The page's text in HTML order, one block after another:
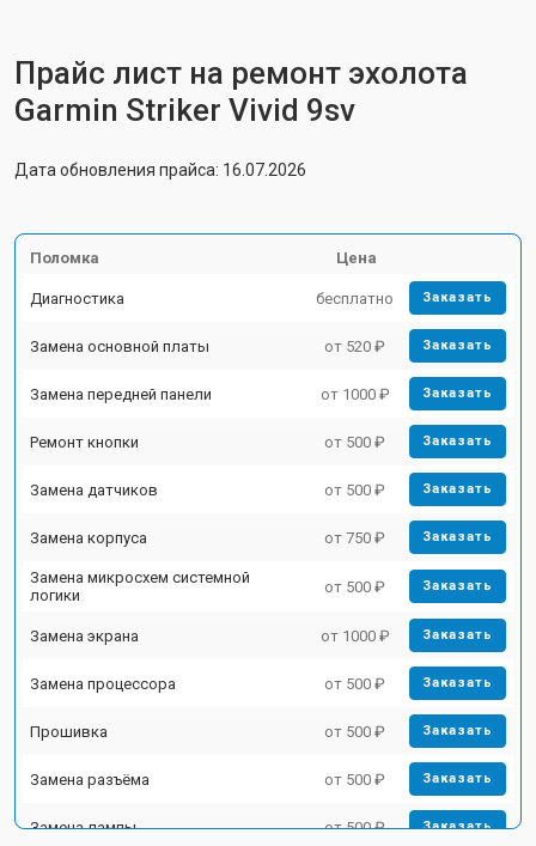
Прайс лист на ремонт эхолота
Garmin Striker Vivid 9sv
Дата обновления прайса: 16.07.2026
Поломка Цена
Диагностика бесплатно Заказать
Замена основной платы от 520 ₽ Заказать
Замена передней панели от 1000 ₽ Заказать
Ремонт кнопки от 500 ₽ Заказать
Замена датчиков от 500 ₽ Заказать
Замена корпуса от 750 ₽ Заказать
Замена микросхем системной
логики
от 500 ₽ Заказать
Замена экрана от 1000 ₽ Заказать
Замена процессора от 500 ₽ Заказать
Прошивка от 500 ₽ Заказать
Замена разъёма от 500 ₽ Заказать
Замена лампы от 500 ₽ Заказать